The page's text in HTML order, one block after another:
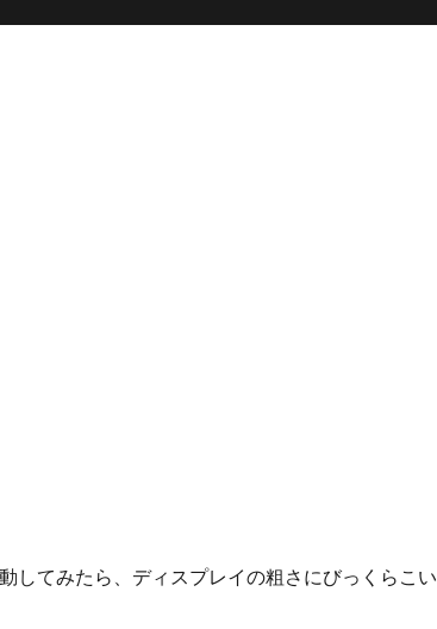
てみたら、ディスプレイの粗さにびっくらこい